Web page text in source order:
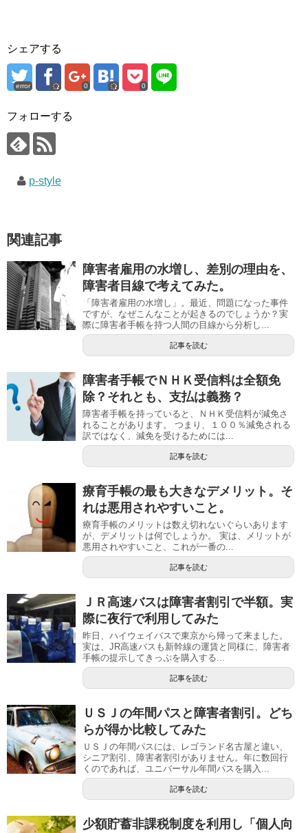
シェアする
error 0 0
フォローする
p-style
関連記事
障害者雇用の水増し、差別の理由を、
障害者目線で考えてみた。
「障害者雇用の水増し」。最近、問題になった事件
ですが、なぜこんなことが起きるのでしょうか？実
際に障害者手帳を持つ人間の目線から分析し...
記事を読む
障害者手帳でＮＨＫ受信料は全額免
除？それとも、支払は義務？
障害者手帳を持っていると、ＮＨＫ受信料が減免さ
れることがあります。 つまり、１００％減免される
訳ではなく、減免を受けるためには...
記事を読む
療育手帳の最も大きなデメリット。そ
れは悪用されやすいこと。
療育手帳のメリットは数え切れないぐらいあります
が、デメリットは何でしょうか。 実は、メリットが
悪用されやすいこと、これが一番の...
記事を読む
ＪＲ高速バスは障害者割引で半額。実
際に夜行で利用してみた
昨日、ハイウェイバスで東京から帰って来ました。
実は、JR高速バスも新幹線の運賃と同様に、障害者
手帳の提示してきっぷを購入する...
記事を読む
ＵＳＪの年間パスと障害者割引。どち
らが得か比較してみた
ＵＳＪの年間パスには、レゴランド名古屋と違い、
シニア割引、障害者割引がありません。年に数回行
くのであれば、ユニバーサル年間パスを購入...
記事を読む
少額貯蓄非課税制度を利用し「個人向